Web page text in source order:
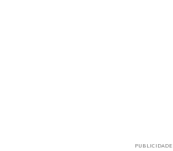
PUBLICIDADE